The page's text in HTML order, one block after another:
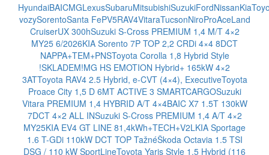
HyundaiBAICMGLexusSubaruMitsubishiSuzukiFordNissanKia
vozySorentoSanta FePV5RAV4VitaraTucsonNiroProAceLand
CruiserUX 300hSuzuki S-Cross PREMIUM 1,4 M/T 4×2
MY25 6/2026KIA Sorento 7P TOP 2,2 CRDi 4×4 8DCT
NAPPA+TEM+PNSToyota Corolla 1,8 Hybrid Style
!SKLADEM!MG HS EMOTION Hybrid+ 165kW 4×2
3ATToyota RAV4 2.5 Hybrid, e-CVT (4×4), ExecutiveToyota
Proace City 1,5 D 6MT ACTIVE 3 SMARTCARGOSuzuki
Vitara PREMIUM 1,4 HYBRID A/T 4×4BAIC X7 1.5T 130kW
7DCT 4×2 ALL INSuzuki S-Cross PREMIUM 1,4 A/T 4×2
MY25KIA EV4 GT LINE 81,4kWh+TECH+V2LKIA Sportage
1.6 T-GDi 110kW DCT TOP TažnéŠkoda Octavia 1.5 TSI
DSG / 110 kW SportLineToyota Yaris Style 1.5 Hybrid (116